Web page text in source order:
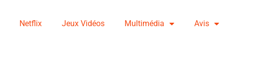
Netflix Jeux Vidéos Multimédia Avis